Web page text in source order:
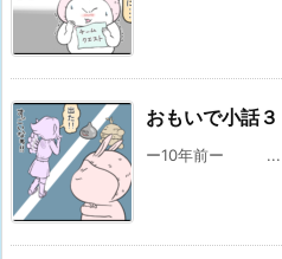
おもいで小話３
ー10年前ー ...